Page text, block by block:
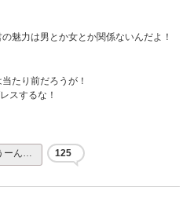
魅力は男とか女とか関係ないんだよ！
たり前だろうが！
スするな！
ーん… 125